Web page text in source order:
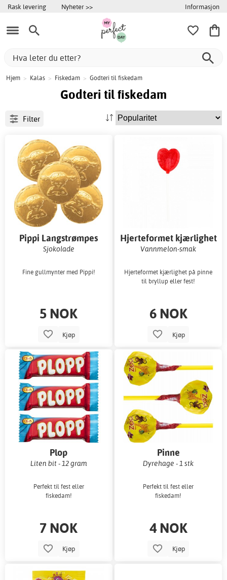
Rask levering Nyheter >> Informasjon
Hjem > Kalas > Fiskedam > Godteri til fiskedam
Godteri til fiskedam
Filter
Pippi Langstrømpes
gullmynter
Sjokolade
Fine gullmynter med Pippi!
5 NOK
Kjøp
Hjerteformet kjærlighet
på pinne
Vannmelon-smak
Hjerteformet kjærlighet på pinne
til bryllup eller fest!
6 NOK
Kjøp
Plop
Liten bit - 12 gram
Perfekt til fest eller
fiskedam!
7 NOK
Kjøp
Pinne
Dyrehage - 1 stk
Perfekt til fest eller
fiskedam!
4 NOK
Kjøp